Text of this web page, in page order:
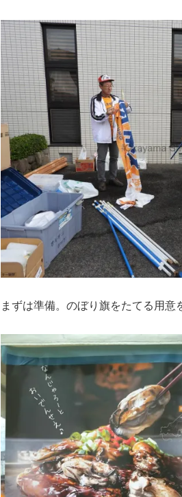
まずは準備。のぼり旗をたてる用意